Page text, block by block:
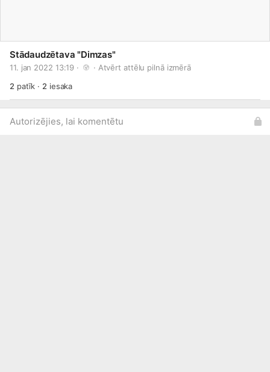
Stādaudzētava "Dimzas"
11. jan 2022 13:19 · · Atvērt attēlu pilnā izmērā
2 patīk · 2 iesaka
Autorizējies, lai komentētu